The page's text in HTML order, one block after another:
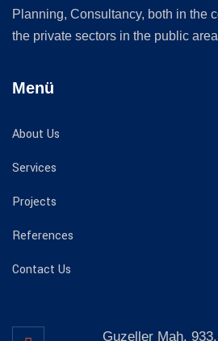
Planning, Consultancy, both in the
the private sectors in the public
Menü
About Us
Services
Projects
References
Contact Us
Guzeller Mah.